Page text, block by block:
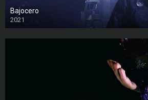
Bajocero
2021